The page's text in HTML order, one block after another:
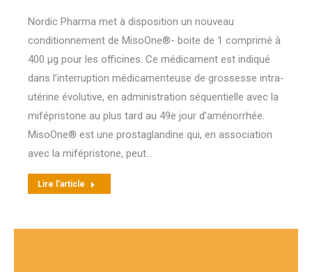
Nordic Pharma met à disposition un nouveau
conditionnement de MisoOne®- boite de 1 comprimé à
400 μg pour les officines. Ce médicament est indiqué
dans l’interruption médicamenteuse de grossesse intra-
utérine évolutive, en administration séquentielle avec la
mifépristone au plus tard au 49e jour d’aménorrhée.
MisoOne® est une prostaglandine qui, en association
avec la mifépristone, peut…
Lire l'article